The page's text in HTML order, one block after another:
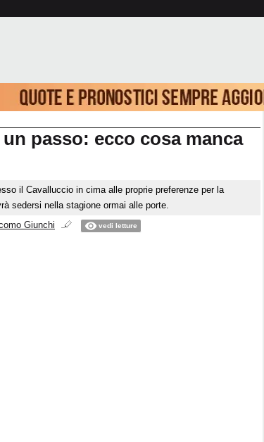
passo: ecco cosa manca
il Cavalluccio in cima alle proprie preferenze per la
sedersi nella stagione ormai alle porte.
Giunchi vedi letture